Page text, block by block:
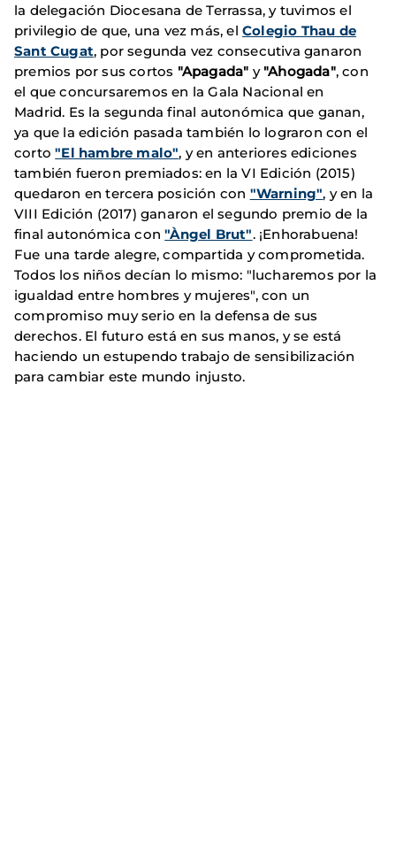
la delegación Diocesana de Terrassa, y tuvimos el
privilegio de que, una vez más, el Colegio Thau de
Sant Cugat, por segunda vez consecutiva ganaron
premios por sus cortos "Apagada" y "Ahogada", con
el que concursaremos en la Gala Nacional en
Madrid. Es la segunda final autonómica que ganan,
ya que la edición pasada también lo lograron con el
corto"El hambre malo", y en anteriores ediciones
también fueron premiados: en la VI Edición (2015)
quedaron en tercera posición con "Warning", y en la
VIII Edición (2017) ganaron el segundo premio de la
final autonómica con"Àngel Brut". ¡Enhorabuena!
Fue una tarde alegre, compartida y comprometida.
Todos los niños decían lo mismo: "lucharemos por la
igualdad entre hombres y mujeres", con un
compromiso muy serio en la defensa de sus
derechos. El futuro está en sus manos, y se está
haciendo un estupendo trabajo de sensibilización
para cambiar este mundo injusto.